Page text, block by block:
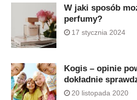
W jaki sposób
perfumy?
17 stycznia 2024
Kogis – opinie
dokładnie
20 listopada 2020